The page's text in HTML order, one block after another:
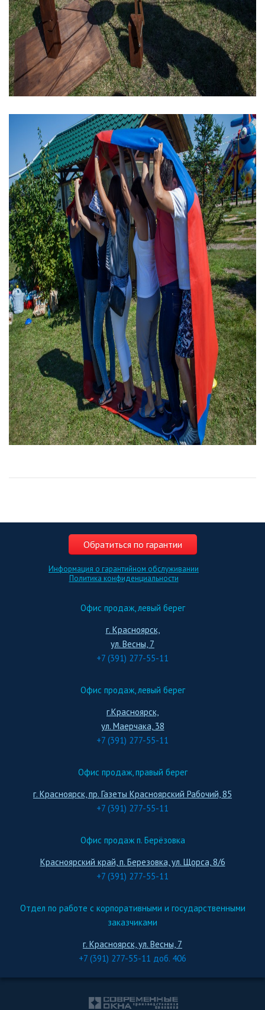
Обратиться по гарантии
Информация о гарантийном обслуживании
Политика конфиденциальности
Офис продаж, левый берег
г. Красноярск,
ул. Весны, 7
+7 (391) 277-55-11
Офис продаж, левый берег
г.Красноярск,
ул. Маерчака, 38
+7 (391) 277-55-11
Офис продаж, правый берег
г. Красноярск, пр. Газеты Красноярский Рабочий, 85
+7 (391) 277-55-11
Офис продаж п. Берёзовка
Красноярский край, п. Березовка, ул. Щорса, 8/6
+7 (391) 277-55-11
Отдел по работе с корпоративными и государственными
заказчиками
г. Красноярск, ул. Весны, 7
+7 (391) 277-55-11 доб. 406